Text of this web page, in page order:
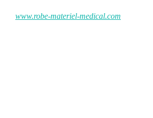
www.robe-materiel-medical.com